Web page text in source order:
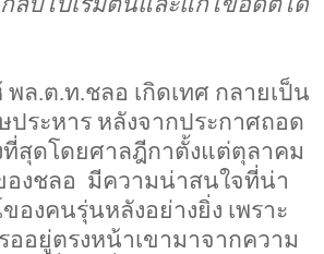
ล.ต.ท.ชลอ เกิดเทศ กลายเป็น
ระหาร หลังจากประกาศถอด
สุดโดยศาลฎีกาตั้งแต่ตุลาคม
องชลอ มีความน่าสนใจที่น่า
องคนรุ่นหลังอย่างยิ่ง เพราะ
ออยู่ตรงหน้าเขามาจากความ